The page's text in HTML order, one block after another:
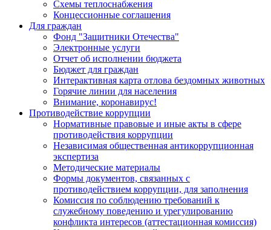
Схемы теплоснабжения
Концессионные соглашения
Для граждан
Фонд "Защитники Отечества"
Электронные услуги
Отчет об исполнении бюджета
Бюджет для граждан
Интерактивная карта отлова бездомных животных
Горячие линии для населения
Внимание, коронавирус!
Противодействие коррупции
Нормативные правовые и иные акты в сфере
противодействия коррупции
Независимая общественная антикоррупционная
экспертиза
Методические материалы
Формы документов, связанных с
противодействием коррупции, для заполнения
Комиссия по соблюдению требований к
служебному поведению и урегулированию
конфликта интересов (аттестационная комиссия)